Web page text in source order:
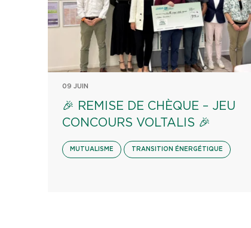
09 JUIN
🎉 REMISE DE CHÈQUE – JEU
CONCOURS VOLTALIS 🎉
MUTUALISME TRANSITION ÉNERGÉTIQUE